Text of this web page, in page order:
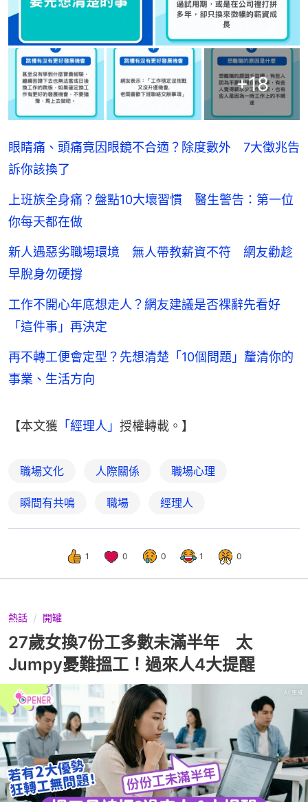
+18
眼睛痛、頭痛竟因眼鏡不合適？除度數外 7大徵兆告
訴你該換了
上班族全身痛？盤點10大壞習慣 醫生警告：第一位
你每天都在做
新人遇惡劣職場環境 無人帶教薪資不符 網友勸趁
早脫身勿硬撐
工作不開心年底想走人？網友建議是否裸辭先看好
「這件事」再決定
再不轉工便會定型？先想清楚「10個問題」釐清你的
事業、生活方向
【本文獲 「經理人」 授權轉載。】
職場文化 人際關係 職場心理
瞬間有共鳴 職場 經理人
1 0 0 1 0
熱話 開罐
27歲女換7份工多數未滿半年 太
Jumpy憂難搵工！過來人4大提醒